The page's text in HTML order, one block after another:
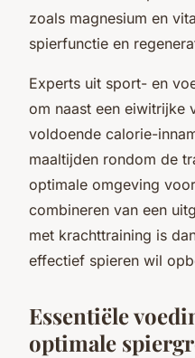
zoals magnesium en
spierfunctie en
Experts uit sport- en
om naast een eiwitrijke
voldoende calorie-
maaltijden rondom de
optimale omgeving
combineren van een
met krachttraining is
effectief spieren wil
Essentiële
optimale